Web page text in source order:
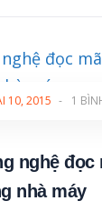
10, 2015 - 1
nghệ đọc
nhà máy